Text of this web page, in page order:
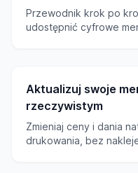
Przewodnik krok po
udostępnić cyfrowe
Aktualizuj swoje
rzeczywistym
Zmieniaj ceny i dania
drukowania, bez